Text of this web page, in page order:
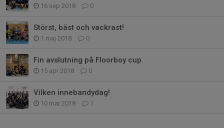
16 sep 2018 0
Störst, bäst och vackrast!
1 maj 2018 0
Fin avslutning på Floorboy cup.
15 apr 2018 0
Vilken innebandydag!
10 mar 2018 1